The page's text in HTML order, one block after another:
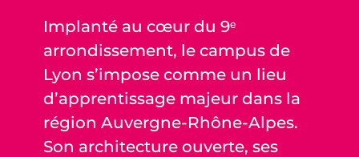
Implanté au cœur du 9ᵉ
arrondissement, le campus de
Lyon s’impose comme un lieu
d’apprentissage majeur dans la
région Auvergne-Rhône-Alpes.
Son architecture ouverte, ses